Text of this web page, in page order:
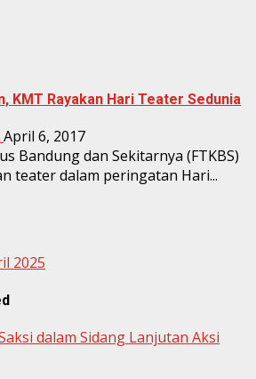
KMT Rayakan Hari Teater Sedunia
April 6, 2017
Bandung dan Sekitarnya (FTKBS)
teater dalam peringatan Hari...
2025
dalam Sidang Lanjutan Aksi